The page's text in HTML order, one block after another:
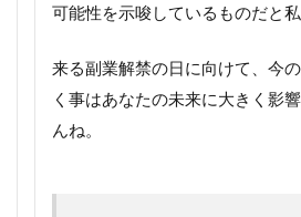
可能性を示唆しているものだと私
来る副業解禁の日に向けて、今
く事はあなたの未来に大きく影
んね。